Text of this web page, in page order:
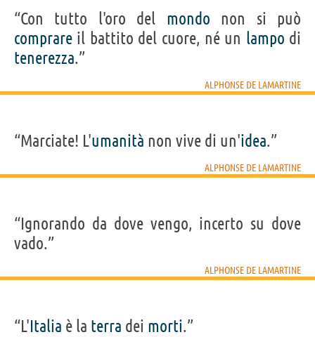
“Con tutto l'oro del mondo non si può
comprare il battito del cuore, né un lampo di
tenerezza.”
ALPHONSE DE LAMARTINE
“Marciate! L'umanità non vive di un'idea.”
ALPHONSE DE LAMARTINE
“Ignorando da dove vengo, incerto su dove
vado.”
ALPHONSE DE LAMARTINE
“L'Italia è la terra dei morti.”